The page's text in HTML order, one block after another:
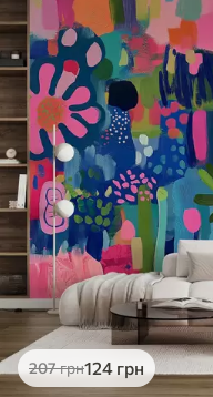
207грн124 грн